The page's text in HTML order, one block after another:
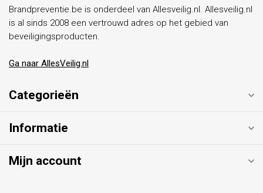
Brandpreventie.be is onderdeel van Allesveilig.nl. Allesveilig.nl
is al sinds 2008 een vertrouwd adres op het gebied van
beveiligingsproducten.
Ga naar AllesVeilig.nl
Categorieën
Informatie
Mijn account